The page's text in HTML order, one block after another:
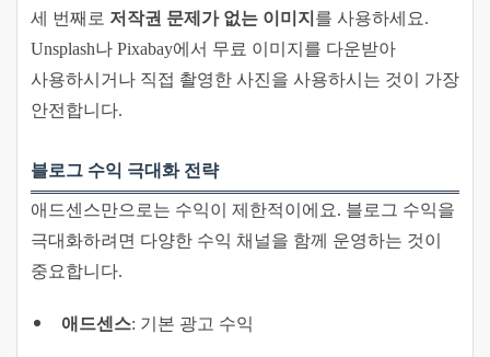
세 번째로 저작권 문제가 없는 이미지 를 사용하세요.
Unsplash나 Pixabay에서 무료 이미지를 다운받아
사용하시거나 직접 촬영한 사진을 사용하시는 것이 가장
안전합니다.
블로그 수익 극대화 전략
애드센스만으로는 수익이 제한적이에요. 블로그 수익을
극대화하려면 다양한 수익 채널을 함께 운영하는 것이
중요합니다.
애드센스: 기본 광고 수익